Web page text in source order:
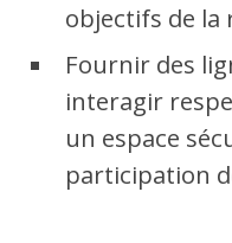
objectifs de la
Fournir des
interagir
un espace
participation